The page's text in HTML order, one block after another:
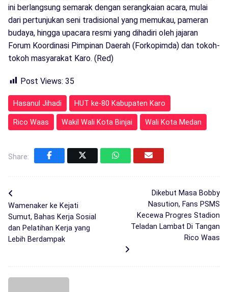
ini berlangsung semarak dengan serangkaian acara, mulai
dari pertunjukan seni tradisional yang memukau, pameran
budaya, hingga upacara resmi yang dihadiri oleh jajaran
Forum Koordinasi Pimpinan Daerah (Forkopimda) dan tokoh-
tokoh masyarakat Karo. (Red)
Post Views: 35
Hasanul Jihadi HUT ke-80 Kabupaten Karo
Rico Waas Wakil Wali Kota Binjai Wali Kota Medan
Share:
Wamenaker ke Kejati
Sumut, Bahas Kerja Sosial
dan Pelatihan Kerja yang
Lebih Berdampak
Dikebut Masa Bobby
Nasution, Fans PSMS
Kecewa Progres Stadion
Teladan Lambat Di Tangan
Rico Waas